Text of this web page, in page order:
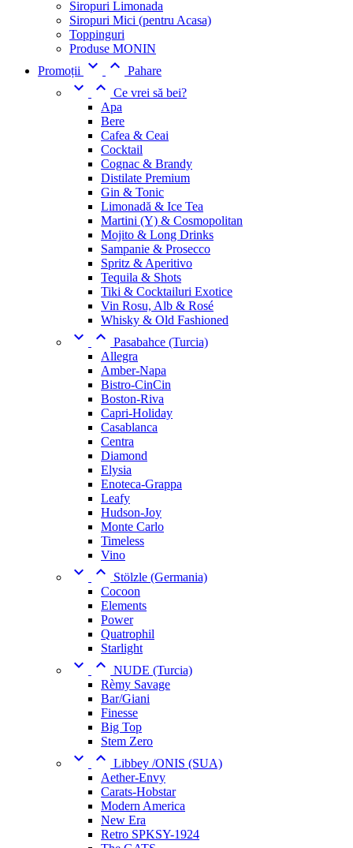
Siropuri Limonada
Siropuri Mici (pentru Acasa)
Toppinguri
Produse MONIN
Promoții
  Pahare
  Ce vrei să bei?
Apa
Bere
Cafea & Ceai
Cocktail
Cognac & Brandy
Distilate Premium
Gin & Tonic
Limonadă & Ice Tea
Martini (Y) & Cosmopolitan
Mojito & Long Drinks
Sampanie & Prosecco
Spritz & Aperitivo
Tequila & Shots
Tiki & Cocktailuri Exotice
Vin Rosu, Alb & Rosé
Whisky & Old Fashioned
  Pasabahce (Turcia)
Allegra
Amber-Napa
Bistro-CinCin
Boston-Riva
Capri-Holiday
Casablanca
Centra
Diamond
Elysia
Enoteca-Grappa
Leafy
Hudson-Joy
Monte Carlo
Timeless
Vino
 
Stölzle (Germania)
Cocoon
Elements
Power
Quatrophil
Starlight
  NUDE (Turcia)
Rèmy Savage
Bar/Giani
Finesse
Big Top
Stem Zero
  Libbey /ONIS (SUA)
Aether-Envy
Carats-Hobstar
Modern America
New Era
Retro SPKSY-1924